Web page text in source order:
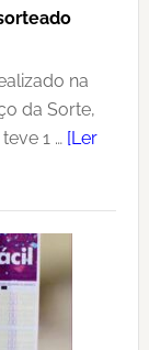
na
da Sorte,
1 … [Ler